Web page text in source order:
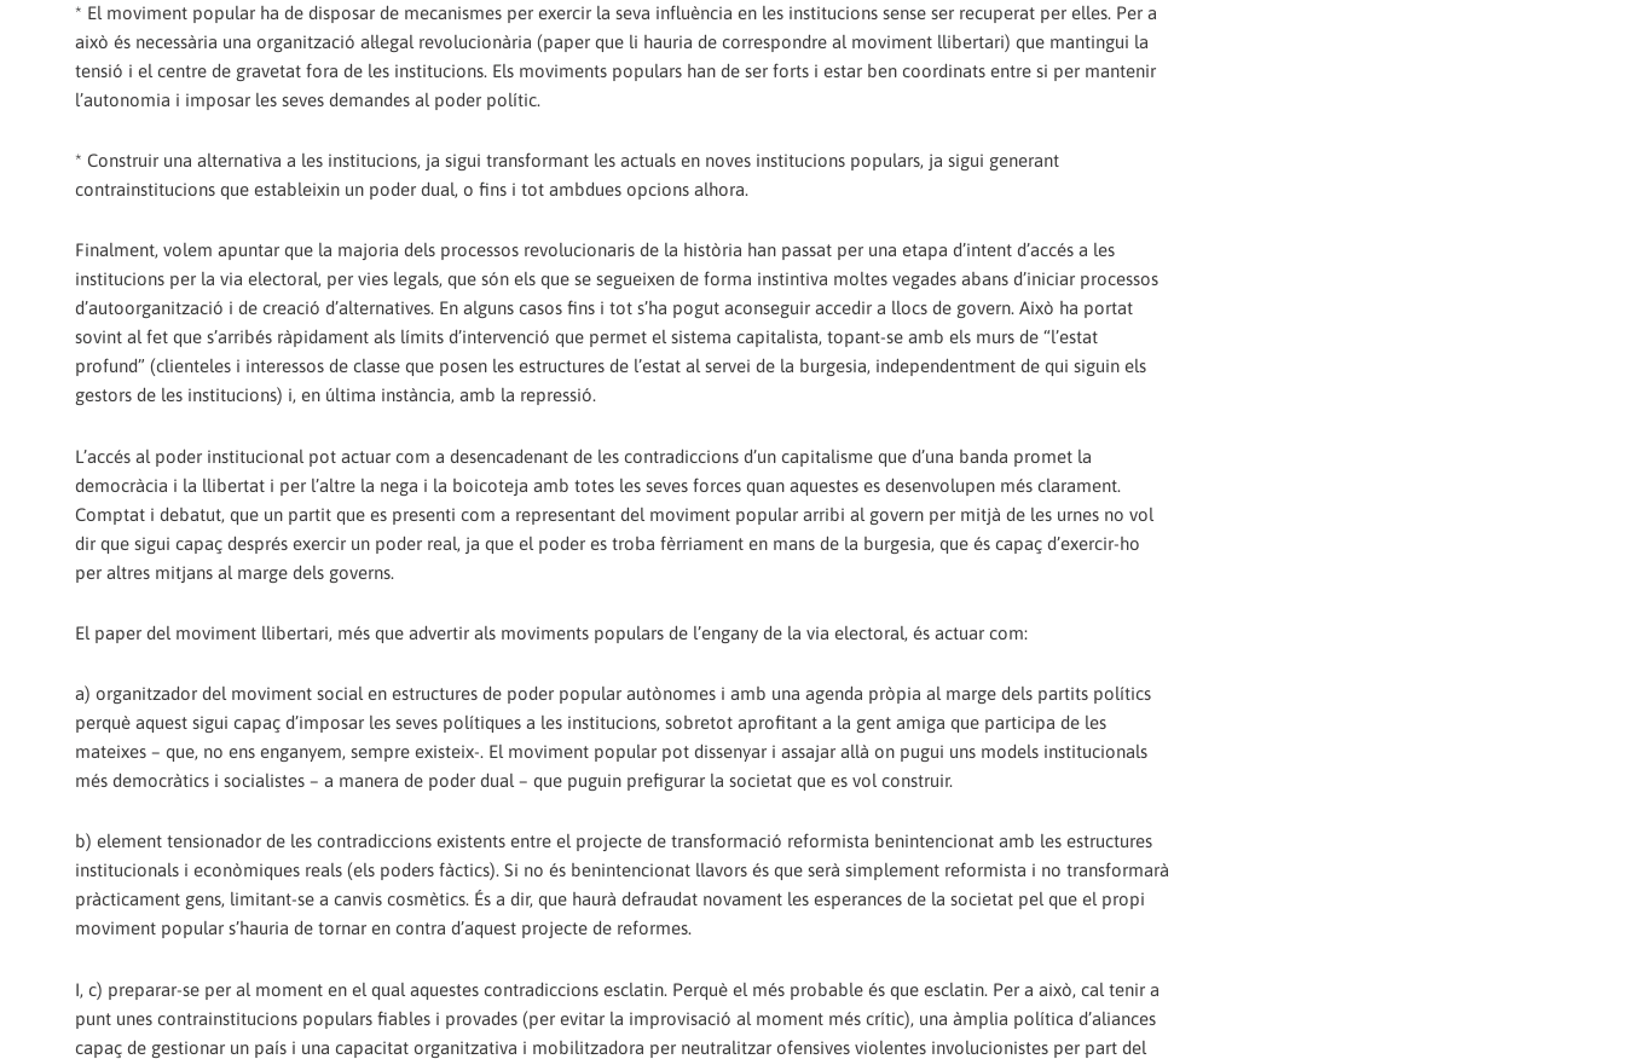
* El moviment popular ha de disposar de mecanismes per exercir la seva influència en les institucions sense ser recuperat per elles. Per a
això és necessària una organització al·legal revolucionària (paper que li hauria de correspondre al moviment llibertari) que mantingui la
tensió i el centre de gravetat fora de les institucions. Els moviments populars han de ser forts i estar ben coordinats entre si per mantenir
l’autonomia i imposar les seves demandes al poder polític.
* Construir una alternativa a les institucions, ja sigui transformant les actuals en noves institucions populars, ja sigui generant
contrainstitucions que estableixin un poder dual, o fins i tot ambdues opcions alhora.
Finalment, volem apuntar que la majoria dels processos revolucionaris de la història han passat per una etapa d’intent d’accés a les
institucions per la via electoral, per vies legals, que són els que se segueixen de forma instintiva moltes vegades abans d’iniciar processos
d’autoorganització i de creació d’alternatives. En alguns casos fins i tot s’ha pogut aconseguir accedir a llocs de govern. Això ha portat
sovint al fet que s’arribés ràpidament als límits d’intervenció que permet el sistema capitalista, topant-se amb els murs de “l’estat
profund” (clienteles i interessos de classe que posen les estructures de l’estat al servei de la burgesia, independentment de qui siguin els
gestors de les institucions) i, en última instància, amb la repressió.
L’accés al poder institucional pot actuar com a desencadenant de les contradiccions d’un capitalisme que d’una banda promet la
democràcia i la llibertat i per l’altre la nega i la boicoteja amb totes les seves forces quan aquestes es desenvolupen més clarament.
Comptat i debatut, que un partit que es presenti com a representant del moviment popular arribi al govern per mitjà de les urnes no vol
dir que sigui capaç després exercir un poder real, ja que el poder es troba fèrriament en mans de la burgesia, que és capaç d’exercir-ho
per altres mitjans al marge dels governs.
El paper del moviment llibertari, més que advertir als moviments populars de l’engany de la via electoral, és actuar com:
a) organitzador del moviment social en estructures de poder popular autònomes i amb una agenda pròpia al marge dels partits polítics
perquè aquest sigui capaç d’imposar les seves polítiques a les institucions, sobretot aprofitant a la gent amiga que participa de les
mateixes – que, no ens enganyem, sempre existeix-. El moviment popular pot dissenyar i assajar allà on pugui uns models institucionals
més democràtics i socialistes – a manera de poder dual – que puguin prefigurar la societat que es vol construir.
b) element tensionador de les contradiccions existents entre el projecte de transformació reformista benintencionat amb les estructures
institucionals i econòmiques reals (els poders fàctics). Si no és benintencionat llavors és que serà simplement reformista i no transformarà
pràcticament gens, limitant-se a canvis cosmètics. És a dir, que haurà defraudat novament les esperances de la societat pel que el propi
moviment popular s’hauria de tornar en contra d’aquest projecte de reformes.
I, c) preparar-se per al moment en el qual aquestes contradiccions esclatin. Perquè el més probable és que esclatin. Per a això, cal tenir a
punt unes contrainstitucions populars fiables i provades (per evitar la improvisació al moment més crític), una àmplia política d’aliances
capaç de gestionar un país i una capacitat organitzativa i mobilitzadora per neutralitzar ofensives violentes involucionistes per part del